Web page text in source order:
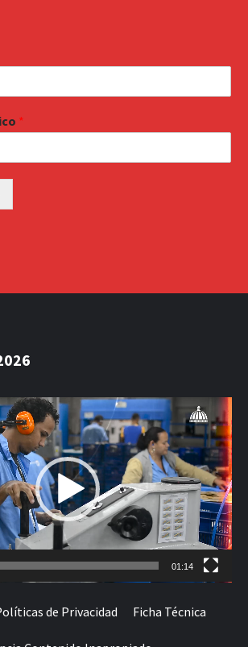
*
01:14
de Privacidad Ficha Técnica